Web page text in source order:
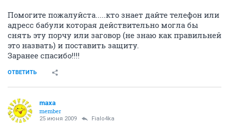
Помогите пожалуйста.....кто знает дайте телефон или
адресс бабули которая действительно могла бы
снять эту порчу или заговор (не знаю как правильней
это назвать) и поставить защиту.
Заранее спасибо!!!!
ОТВЕТИТЬ
maxa
member
25 июня 2009 Fialo4ka